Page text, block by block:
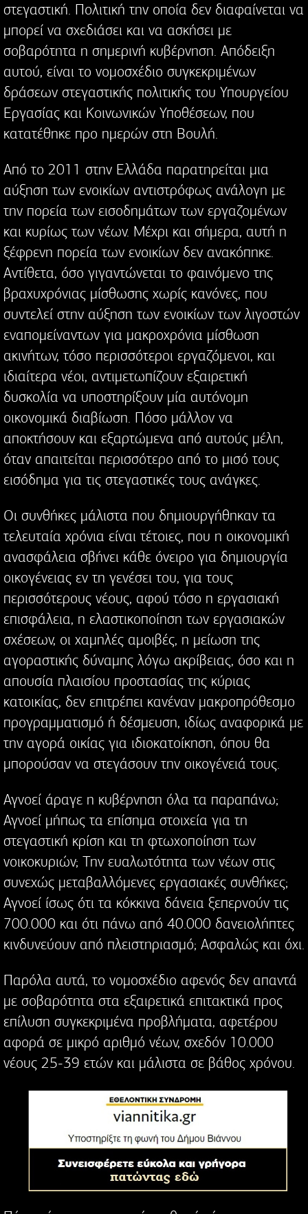
στεγαστική. Πολιτική την οποία δεν διαφαίνεται να
μπορεί να σχεδιάσει και να ασκήσει με
σοβαρότητα η σημερινή κυβέρνηση. Απόδειξη
αυτού, είναι το νομοσχέδιο συγκεκριμένων
δράσεων στεγαστικής πολιτικής του Υπουργείου
Εργασίας και Κοινωνικών Υποθέσεων, που
κατατέθηκε προ ημερών στη Βουλή.
Από το 2011 στην Ελλάδα παρατηρείται μια
αύξηση των ενοικίων αντιστρόφως ανάλογη με
την πορεία των εισοδημάτων των εργαζομένων
και κυρίως των νέων. Μέχρι και σήμερα, αυτή η
ξέφρενη πορεία των ενοικίων δεν ανακόπηκε.
Αντίθετα, όσο γιγαντώνεται το φαινόμενο της
βραχυχρόνιας μίσθωσης χωρίς κανόνες, που
συντελεί στην αύξηση των ενοικίων των λιγοστών
εναπομείναντων για μακροχρόνια μίσθωση
ακινήτων, τόσο περισσότεροι εργαζόμενοι, και
ιδιαίτερα νέοι, αντιμετωπίζουν εξαιρετική
δυσκολία να υποστηρίξουν μία αυτόνομη
οικονομικά διαβίωση. Πόσο μάλλον να
αποκτήσουν και εξαρτώμενα από αυτούς μέλη,
όταν απαιτείται περισσότερο από το μισό τους
εισόδημα για τις στεγαστικές τους ανάγκες.
Οι συνθήκες μάλιστα που δημιουργήθηκαν τα
τελευταία χρόνια είναι τέτοιες, που η οικονομική
ανασφάλεια σβήνει κάθε όνειρο για δημιουργία
οικογένειας εν τη γενέσει του, για τους
περισσότερους νέους, αφού τόσο η εργασιακή
επισφάλεια, η ελαστικοποίηση των εργασιακών
σχέσεων, οι χαμηλές αμοιβές, η μείωση της
αγοραστικής δύναμης λόγω ακρίβειας, όσο και η
απουσία πλαισίου προστασίας της κύριας
κατοικίας, δεν επιτρέπει κανέναν μακροπρόθεσμο
προγραμματισμό ή δέσμευση, ιδίως αναφορικά με
την αγορά οικίας για ιδιοκατοίκηση, όπου θα
μπορούσαν να στεγάσουν την οικογένειά τους.
Αγνοεί άραγε η κυβέρνηση όλα τα παραπάνω;
Αγνοεί μήπως τα επίσημα στοιχεία για τη
στεγαστική κρίση και τη φτωχοποίηση των
νοικοκυριών; Την ευαλωτότητα των νέων στις
συνεχώς μεταβαλλόμενες εργασιακές συνθήκες;
Αγνοεί ίσως ότι τα κόκκινα δάνεια ξεπερνούν τις
700.000 και ότι πάνω από 40.000 δανειολήπτες
κινδυνεύουν από πλειστηριασμό; Ασφαλώς και όχι.
Παρόλα αυτά, το νομοσχέδιο αφενός δεν απαντά
με σοβαρότητα στα εξαιρετικά επιτακτικά προς
επίλυση συγκεκριμένα προβλήματα, αφετέρου
αφορά σε μικρό αριθμό νέων, σχεδόν 10.000
νέους 25-39 ετών και μάλιστα σε βάθος χρόνου.